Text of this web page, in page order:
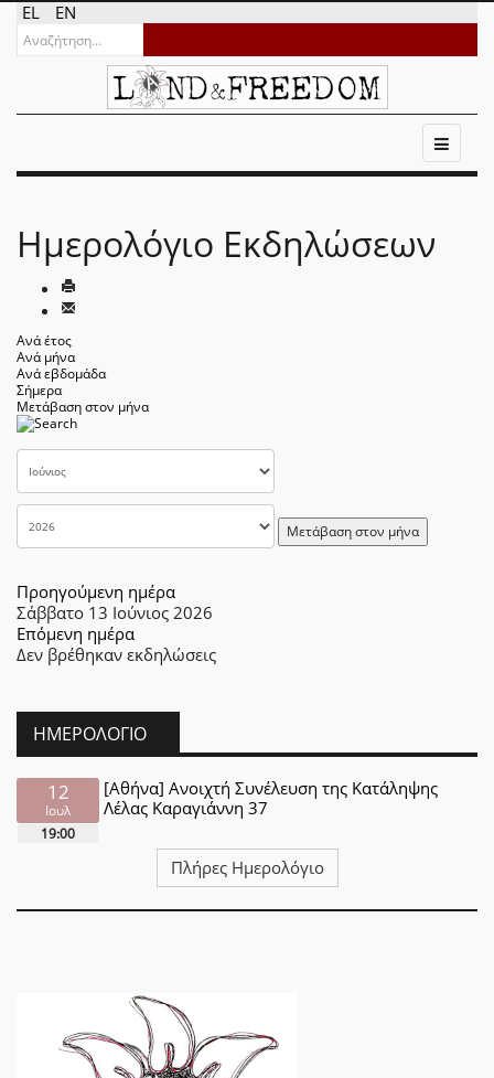
EL EN
Ημερολόγιο Εκδηλώσεων
Ανά έτος
Ανά μήνα
Ανά εβδομάδα
Σήμερα
Μετάβαση στον μήνα
Μετάβαση στον μήνα
Προηγούμενη ημέρα
Σάββατο 13 Ιούνιος 2026
Επόμενη ημέρα
Δεν βρέθηκαν εκδηλώσεις
ΗΜΕΡΟΛΌΓΙΟ
12
Ιουλ
19:00
[Αθήνα] Ανοιχτή Συνέλευση της Κατάληψης
Λέλας Καραγιάννη 37
Πλήρες Ημερολόγιο